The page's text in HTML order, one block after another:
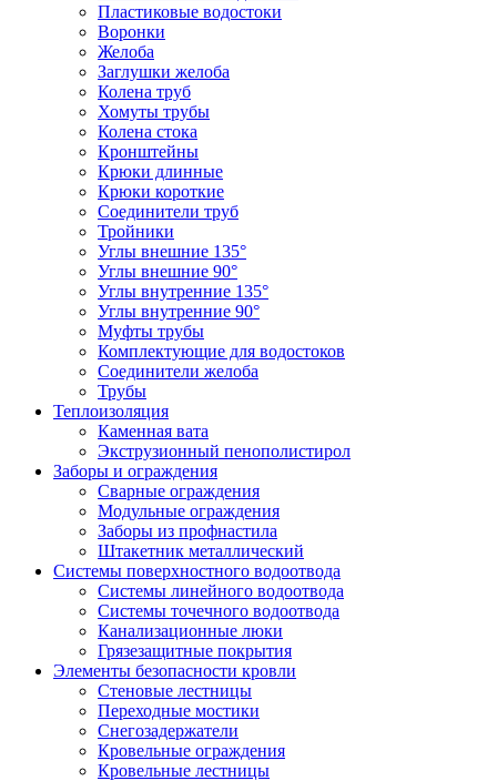
Пластиковые водостоки
Воронки
Желоба
Заглушки желоба
Колена труб
Хомуты трубы
Колена стока
Кронштейны
Крюки длинные
Крюки короткие
Соединители труб
Тройники
Углы внешние 135°
Углы внешние 90°
Углы внутренние 135°
Углы внутренние 90°
Муфты трубы
Комплектующие для водостоков
Соединители желоба
Трубы
Теплоизоляция
Каменная вата
Экструзионный пенополистирол
Заборы и ограждения
Сварные ограждения
Модульные ограждения
Заборы из профнастила
Штакетник металлический
Системы поверхностного водоотвода
Системы линейного водоотвода
Системы точечного водоотвода
Канализационные люки
Грязезащитные покрытия
Элементы безопасности кровли
Стеновые лестницы
Переходные мостики
Снегозадержатели
Кровельные ограждения
Кровельные лестницы